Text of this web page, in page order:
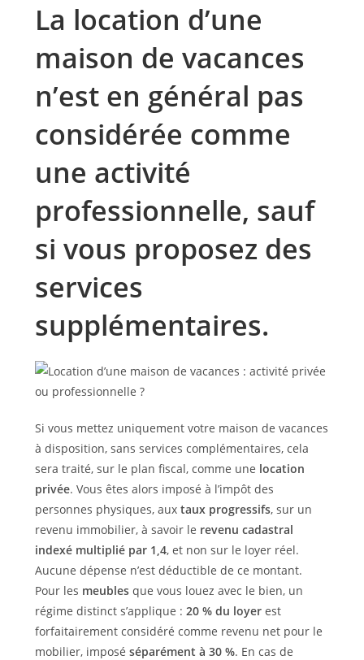
La location d’une
maison de vacances
n’est en général pas
considérée comme
une activité
professionnelle, sauf
si vous proposez des
services
supplémentaires.
Si vous mettez uniquement votre maison de vacances
à disposition, sans services complémentaires, cela
sera traité, sur le plan fiscal, comme une location
privée. Vous êtes alors imposé à l’impôt des
personnes physiques, aux taux progressifs, sur un
revenu immobilier, à savoir le revenu cadastral
indexé multiplié par 1,4, et non sur le loyer réel.
Aucune dépense n’est déductible de ce montant.
Pour les meubles que vous louez avec le bien, un
régime distinct s’applique : 20 % du loyerest
forfaitairement considéré comme revenu net pour le
mobilier, imposé séparément à 30 %. En cas de